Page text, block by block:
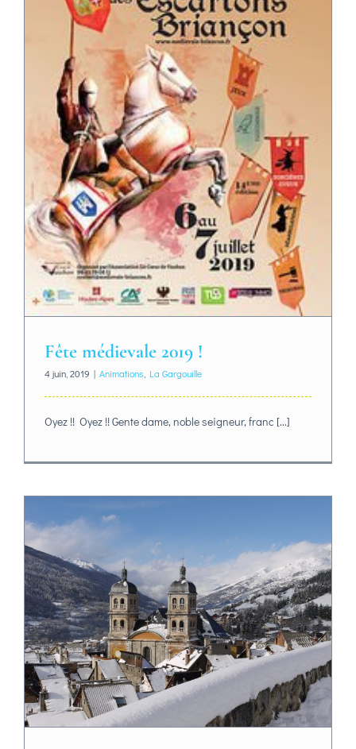
Fête médievale 2019 !
4 juin, 2019 | Animations La Gargouille
Oyez !! Oyez !! Gente dame, noble seigneur, franc [...]